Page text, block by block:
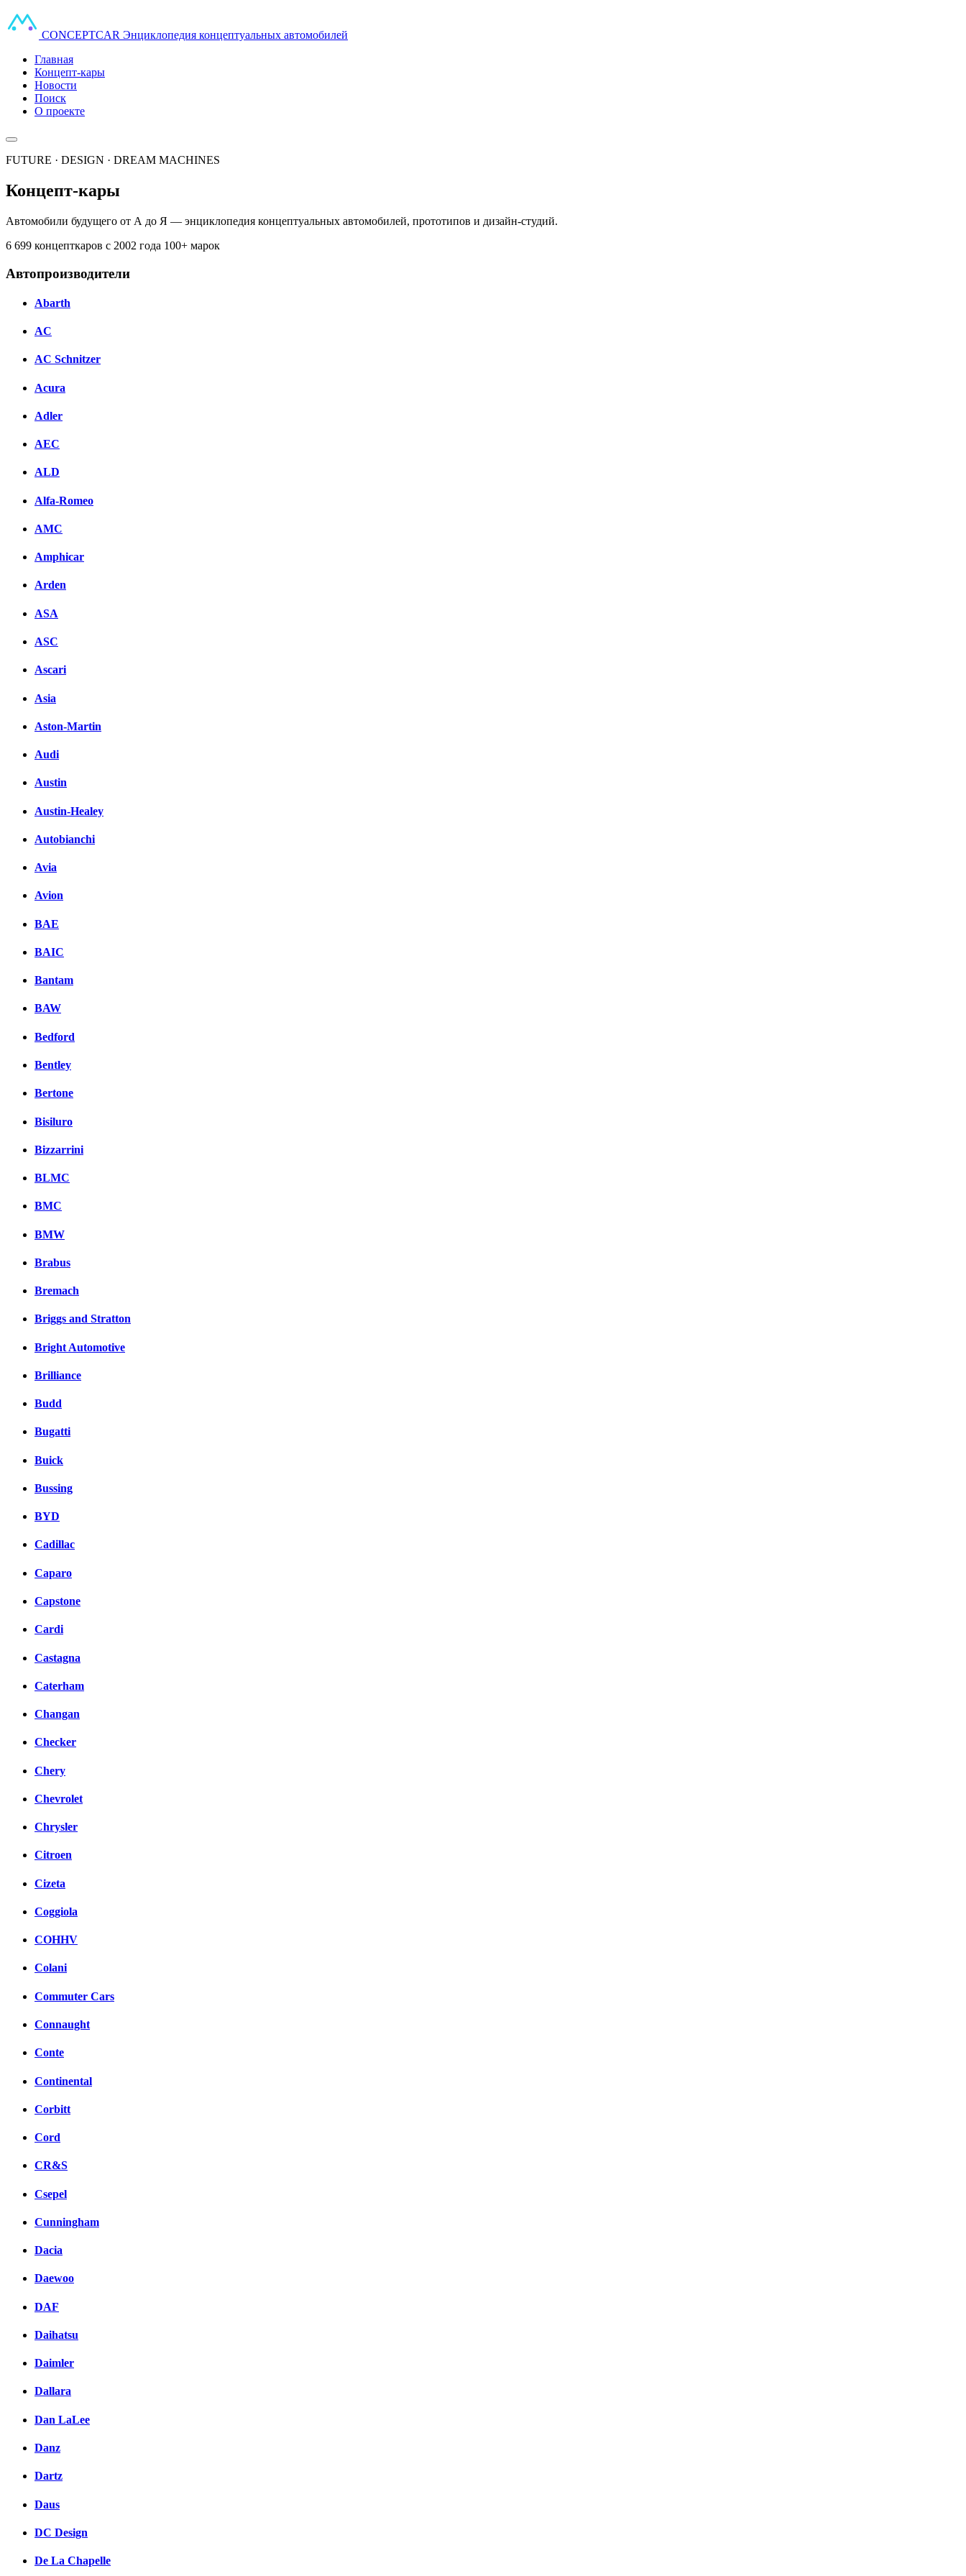
CONCEPTCAR Энциклопедия концептуальных автомобилей
Главная
Концепт-кары
Новости
Поиск
О проекте
FUTURE · DESIGN · DREAM MACHINES
Концепт-кары
Автомобили будущего от А до Я — энциклопедия концептуальных автомобилей, прототипов и дизайн-студий.
6 699 концепткаров с 2002 года 100+ марок
Автопроизводители
Abarth
AC
AC Schnitzer
Acura
Adler
AEC
ALD
Alfa-Romeo
AMC
Amphicar
Arden
ASA
ASC
Ascari
Asia
Aston-Martin
Audi
Austin
Austin-Healey
Autobianchi
Avia
Avion
BAE
BAIC
Bantam
BAW
Bedford
Bentley
Bertone
Bisiluro
Bizzarrini
BLMC
BMC
BMW
Brabus
Bremach
Briggs and Stratton
Bright Automotive
Brilliance
Budd
Bugatti
Buick
Bussing
BYD
Cadillac
Caparo
Capstone
Cardi
Castagna
Caterham
Changan
Checker
Chery
Chevrolet
Chrysler
Citroen
Cizeta
Coggiola
COHHV
Colani
Commuter Cars
Connaught
Conte
Continental
Corbitt
Cord
CR&S
Csepel
Cunningham
Dacia
Daewoo
DAF
Daihatsu
Daimler
Dallara
Dan LaLee
Danz
Dartz
Daus
DC Design
De La Chapelle